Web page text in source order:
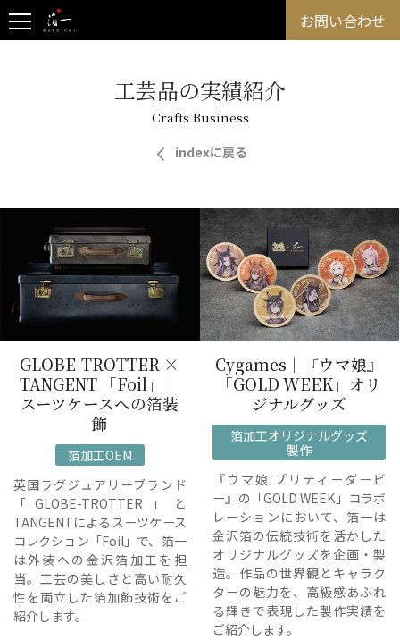
お問い合わせ
工芸品の実績紹介
Crafts Business
indexに戻る
GLOBE-TROTTER ×
TANGENT 「Foil」｜
スーツケースへの箔装
飾
箔加工OEM
英国ラグジュアリーブランド
「GLOBE-TROTTER」と
TANGENTによるスーツケース
コレクション「Foil」で、箔一
は外装への金沢箔加工を担
当。工芸の美しさと高い耐久
性を両立した箔加飾技術をご
紹介します。
Cygames｜『ウマ娘』
「GOLD WEEK」オリ
ジナルグッズ
箔加工オリジナルグッズ
製作
『ウマ娘 プリティーダービ
ー』の「GOLD WEEK」コラボ
レーションにおいて、箔一は
金沢箔の伝統技術を活かした
オリジナルグッズを企画・製
造。作品の世界観とキャラク
ターの魅力を、高級感あふれ
る輝きで表現した製作実績を
ご紹介します。